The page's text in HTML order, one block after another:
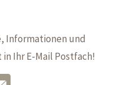
Informationen und
Ihr E-Mail Postfach!